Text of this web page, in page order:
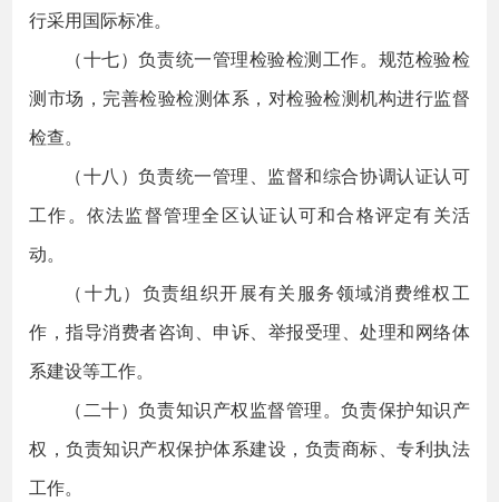
行采用国际标准。
（十七）负责统一管理检验检测工作。规范检验检
测市场，完善检验检测体系，对检验检测机构进行监督
检查。
（十八）负责统一管理、监督和综合协调认证认可
工作。依法监督管理全区认证认可和合格评定有关活
动。
（十九）负责组织开展有关服务领域消费维权工
作，指导消费者咨询、申诉、举报受理、处理和网络体
系建设等工作。
（二十）负责知识产权监督管理。负责保护知识产
权，负责知识产权保护体系建设，负责商标、专利执法
工作。